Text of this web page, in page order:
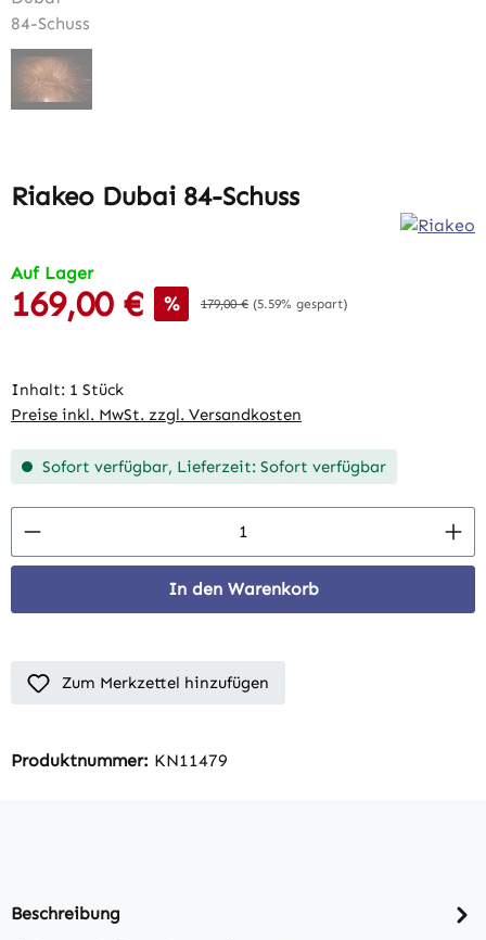
Riakeo Dubai 84-Schuss
Auf Lager
Verkaufspreis:
169,00 € % Regulärer Preis:
179,00 € (5.59% gespart)
Inhalt: 1 Stück
Preise inkl. MwSt. zzgl. Versandkosten
Sofort verfügbar, Lieferzeit: Sofort verfügbar
Produkt Anzahl: Gib den gewünschten
In den Warenkorb
Zum Merkzettel hinzufügen
Produktnummer: KN11479
Beschreibung